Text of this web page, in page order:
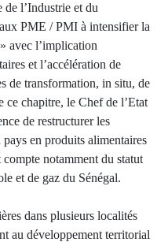
l’Industrie et du
PME / PMI à intensifier la
avec l’implication
et l’accélération de
de transformation, in situ, de
chapitre, le Chef de l’Etat
de restructurer les
en produits alimentaires
notamment du statut
et de gaz du Sénégal.
dans plusieurs localités
au développement territorial